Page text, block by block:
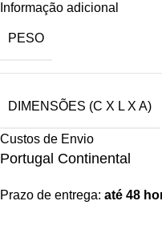
Informação adicional
PESO
DIMENSÕES (C X L X A)
Custos de Envio
Portugal Continental
Prazo de entrega: até 48